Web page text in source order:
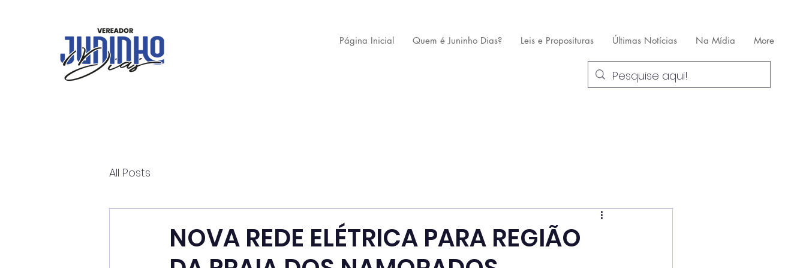
Página Inicial Quem é Juninho Dias? Leis e Proposituras Últimas Notícias Na Mídia More
All Posts
NOVA REDE ELÉTRICA PARA REGIÃO